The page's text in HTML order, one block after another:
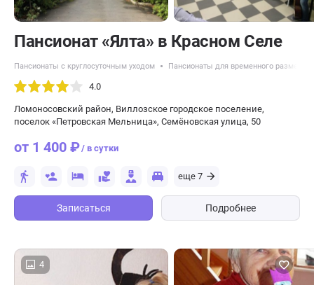
Пансионат «Ялта» в Красном Селе
Пансионаты с круглосуточным уходом Пансионаты для временного
4.0
Ломоносовский район, Виллозское городское поселение,
поселок «Петровская Мельница», Семёновская улица, 50
от 1 400 ₽/ в сутки
еще 7
Записаться Подробнее
4